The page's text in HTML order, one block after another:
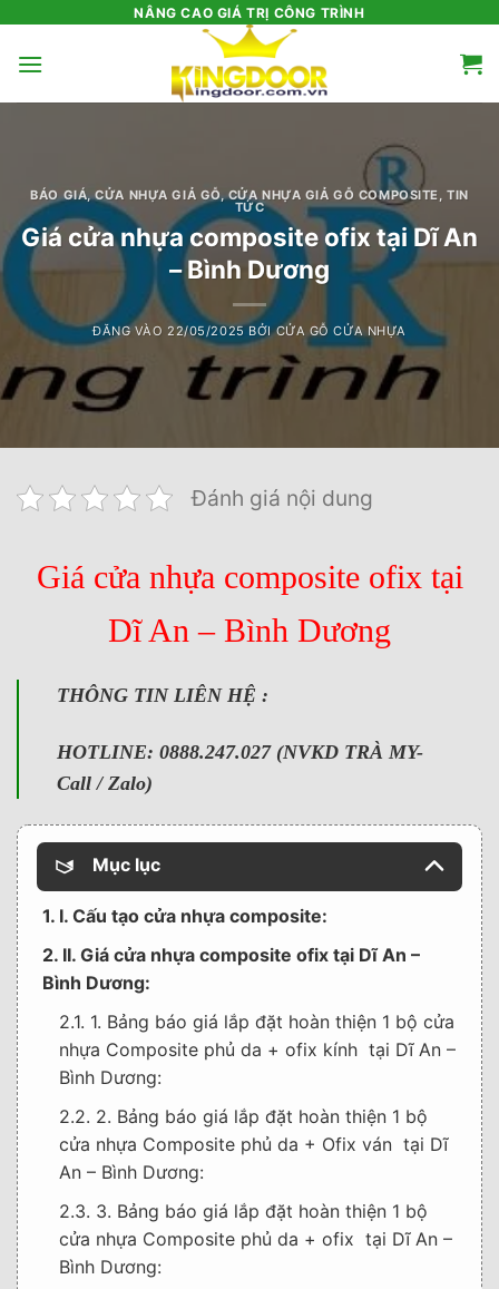
nội
NÂNG CAO GIÁ TRỊ CÔNG TRÌNH
BÁO GIÁ,CỬA NHỰA GIẢ GỖ,CỬA NHỰA GIẢ GỖ COMPOSITE, TIN
TỨC
Giá cửa nhựa composite ofix tại Dĩ An
– Bình Dương
ĐĂNG VÀO 22/05/2025 BỞICỬA GỖ CỬA NHỰA
Đánh giá nội dung
Giá cửa nhựa composite ofix tại
Dĩ An – Bình Dương
THÔNG TIN LIÊN HỆ :
HOTLINE: 0888.247.027 (NVKD TRÀ MY-
Call / Zalo)
Mục lục
1. I. Cấu tạo cửa nhựa composite:
2. II. Giá cửa nhựa composite ofix tại Dĩ An –
Bình Dương:
2.1. 1. Bảng báo giá lắp đặt hoàn thiện 1 bộ cửa
nhựa Composite phủ da + ofix kính tại Dĩ An –
Bình Dương:
2.2. 2. Bảng báo giá lắp đặt hoàn thiện 1 bộ
cửa nhựa Composite phủ da + Ofix ván tại Dĩ
An – Bình Dương:
2.3. 3. Bảng báo giá lắp đặt hoàn thiện 1 bộ
cửa nhựa Composite phủ da + ofix tại Dĩ An –
Bình Dương: